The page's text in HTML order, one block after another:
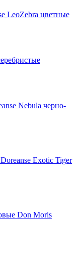
LeoZebra цветные
Nebula черно-
Exotic Tiger
Don Moris